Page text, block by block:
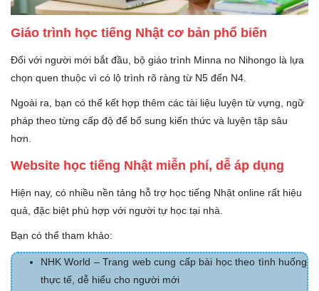
Giáo trình học tiếng Nhật cơ bản phổ biến
Đối với người mới bắt đầu, bộ giáo trình Minna no Nihongo là lựa
chọn quen thuộc vì có lộ trình rõ ràng từ N5 đến N4.
Ngoài ra, bạn có thể kết hợp thêm các tài liệu luyện từ vựng, ngữ
pháp theo từng cấp độ để bổ sung kiến thức và luyện tập sâu
hơn.
Website học tiếng Nhật miễn phí, dễ áp dụng
Hiện nay, có nhiều nền tảng hỗ trợ học tiếng Nhật online rất hiệu
quả, đặc biệt phù hợp với người tự học tại nhà.
Bạn có thể tham khảo:
NHK World – Trang web cung cấp bài học theo tình huống
thực tế, dễ hiểu cho người mới